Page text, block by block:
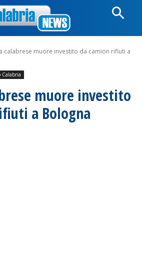
calabrese muore investito da camion rifiuti a
Calabria
muore investito
a Bologna